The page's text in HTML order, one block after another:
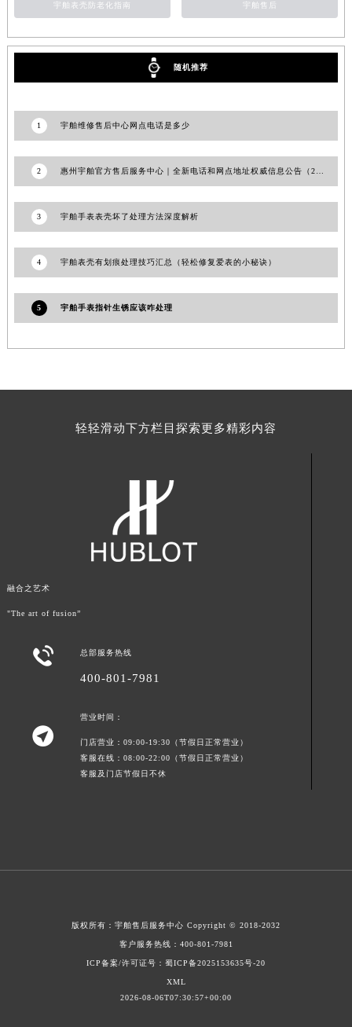
宇舶表壳防老化指南 宇舶售后
随机推荐
1 宇舶维修售后中心网点电话是多少
2
3 宇舶手表表壳坏了处理方法深度解析
4 宇舶表壳有划痕处理技巧汇总（轻松修复爱表的小秘诀）
5 宇舶手表指针生锈应该咋处理
轻轻滑动下方栏目探索更多精彩内容
融合之艺术
"The art of fusion”
 总部服务热线
400-801-7981

营业时间：
门店营业：09:00-19:30（节假日正常营业）
客服在线：08:00-22:00（节假日正常营业）
客服及门店节假日不休
版权所有： 宇舶售后服务中心 Copyright © 2018-2032
客户服务热线： 400-801-7981
ICP备案/许可证号：蜀ICP备2025153635号-20
XML
2026-08-06T07:30:57+00:00